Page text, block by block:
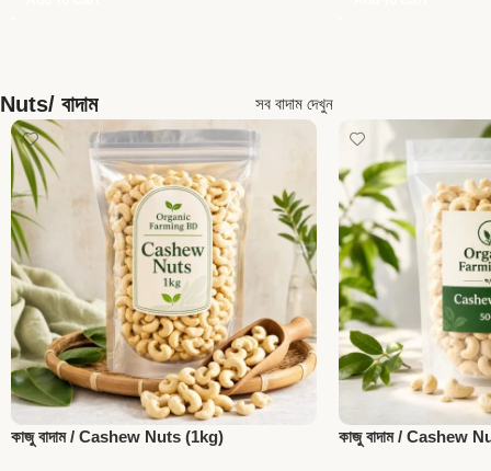
Nuts/ বাদাম সব বাদাম দেখুন
কাজু বাদাম / Cashew Nuts (1kg) কাজু বাদাম / Cashew